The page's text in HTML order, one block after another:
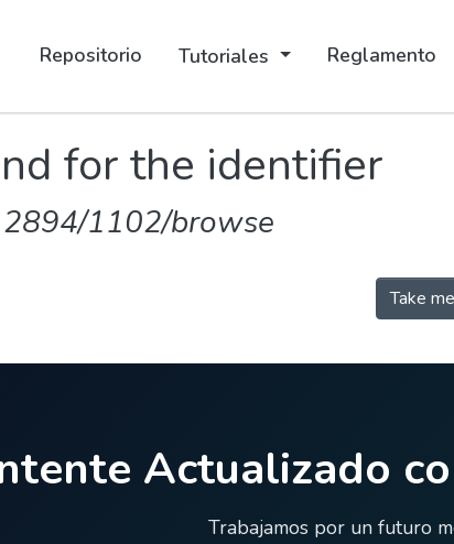
Repositorio Tutoriales Reglamento
for the identifier
1102/browse
Take
Actualizado
Trabajamos por un futuro